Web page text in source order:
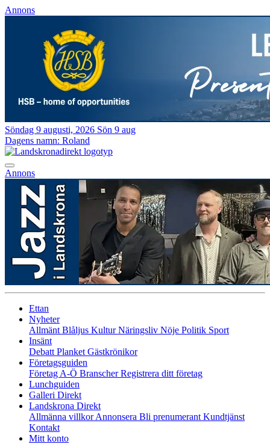
Annons
Söndag 9 augusti, 2026 Sön 9 aug
Dagens namn: Roland
Annons
Ettan
Nyheter
Allmänt Blåljus KulturNäringsliv Nöje Politik Sport
Insänt
Debatt Planket Gästkrönikor
Företagsguiden
Företag A-Ö BranscherRegistrera ditt företag
Lunchguiden
Galleri Direkt
Landskrona Direkt
Allmänna villkorAnnonsera Bli prenumerant Kundtjänst
Kontakt
Mitt konto